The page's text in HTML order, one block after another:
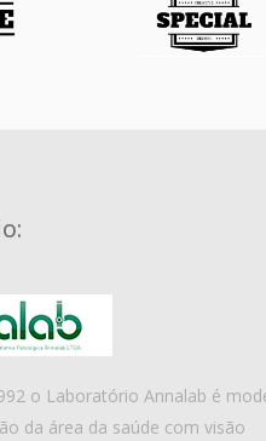
o Laboratório Annalab é
da área da saúde com visão